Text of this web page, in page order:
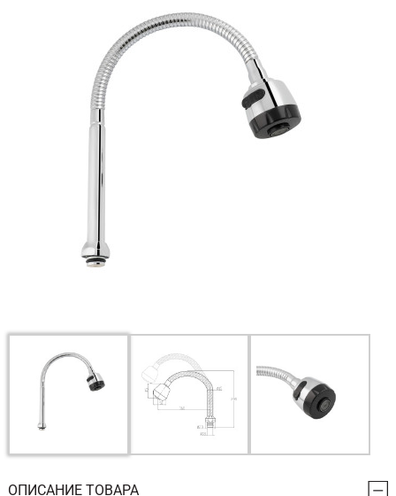
ОПИСАНИЕ ТОВАРА